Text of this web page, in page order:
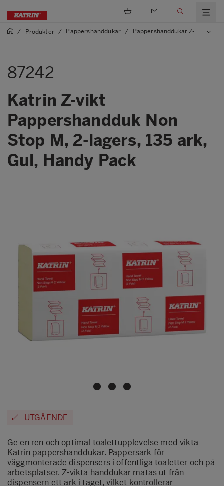
/ Produkter / Pappershanddukar / Pappershanddukar Z-vikta, One/Non Stop
87242
Katrin Z-vikt
Pappershandduk Non
Stop M, 2-lagers, 135 ark,
Gul, Handy Pack
UTGÅENDE
Ge en ren och optimal toalettupplevelse med vikta
Katrin pappershanddukar. Pappersark för
väggmonterade dispensers i offentliga toaletter och på
arbetsplatser. Z-vikta handdukar matas ut från
dispensern ett ark i taget, vilket kontrollerar